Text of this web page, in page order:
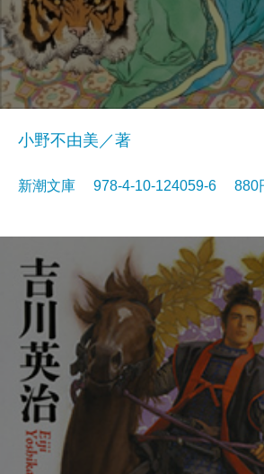
小野不由美／著
新潮文庫 978-4-10-124059-6